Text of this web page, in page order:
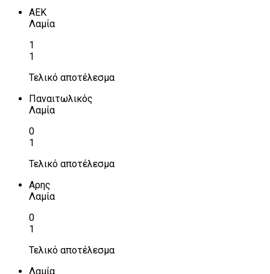
ΑΕΚ
Λαμία
1
1
Τελικό αποτέλεσμα
Παναιτωλικός
Λαμία
0
1
Τελικό αποτέλεσμα
Αρης
Λαμία
0
1
Τελικό αποτέλεσμα
Λαμία